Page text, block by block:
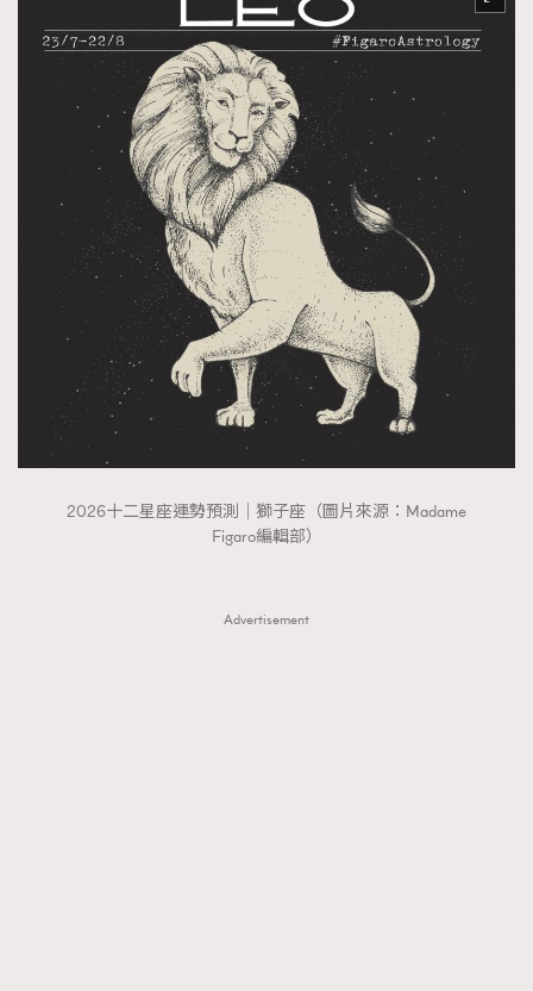
2026十二星座運勢預測｜獅子座（圖片來源：Madame
Figaro編輯部）
Advertisement